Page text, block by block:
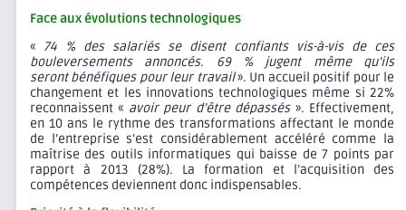
Face aux évolutions technologiques
« 74 % des salariés se disent confiants vis-à-vis de ces
bouleversements annoncés. 69 % jugent même qu’ils
seront bénéfiques pour leur travail». Un accueil positif pour le
changement et les innovations technologiques même si 22%
reconnaissent « avoir peur d’être dépassés ». Effectivement,
en 10 ans le rythme des transformations affectant le monde
de l’entreprise s’est considérablement accéléré comme la
maîtrise des outils informatiques qui baisse de 7 points par
rapport à 2013 (28%). La formation et l’acquisition des
compétences deviennent donc indispensables.